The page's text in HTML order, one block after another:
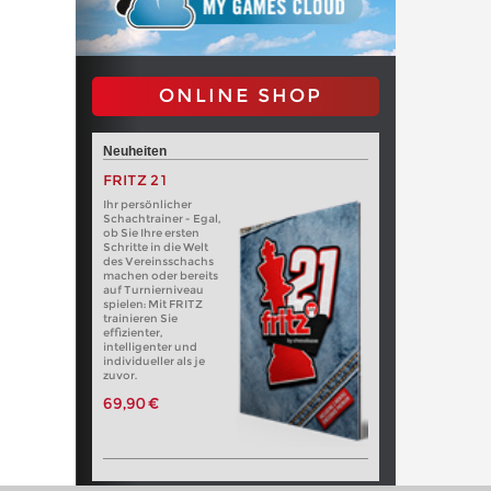
ONLINE SHOP
Neuheiten
FRITZ 21
Ihr persönlicher
Schachtrainer - Egal,
ob Sie Ihre ersten
Schritte in die Welt
des Vereinsschachs
machen oder bereits
auf Turnierniveau
spielen: Mit FRITZ
trainieren Sie
effizienter,
intelligenter und
individueller als je
zuvor.
69,90 €